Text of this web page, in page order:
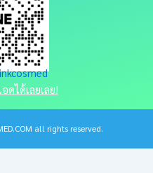
ได้เลยเลย!
all rights reserved.